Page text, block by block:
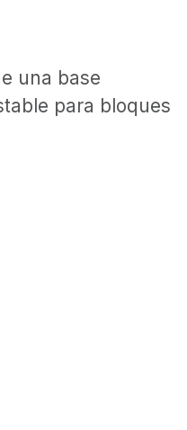
una base
para bloques